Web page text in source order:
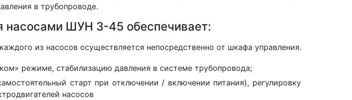
в трубопроводе.
насосами ШУН 3-45 обеспечивает:
из насосов осуществляется непосредственно от шкафа управления.
режиме, стабилизацию давления в системе трубопровода;
старт при отключении / включении питания), регулировку
насосов